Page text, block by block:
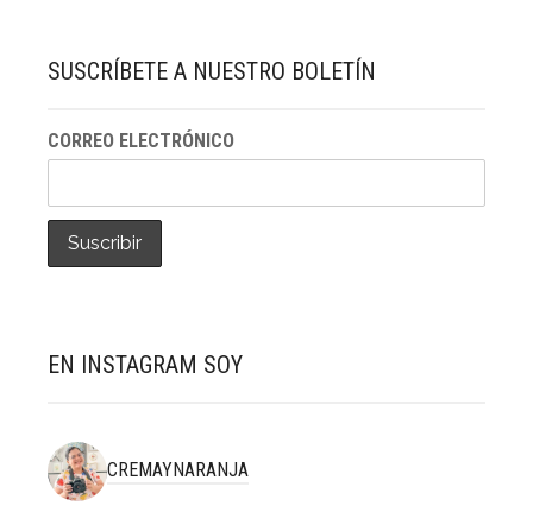
SUSCRÍBETE A NUESTRO BOLETÍN
CORREO ELECTRÓNICO
EN INSTAGRAM SOY
CREMAYNARANJA